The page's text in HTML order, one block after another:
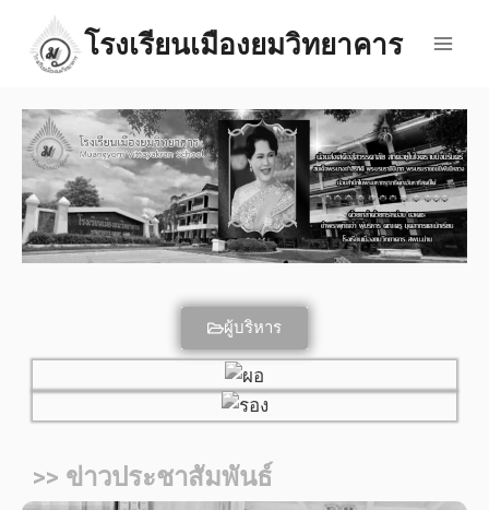
โรงเรียนเมืองยมวิทยาคาร
ผู้บริหาร
>> ข่าวประชาสัมพันธ์